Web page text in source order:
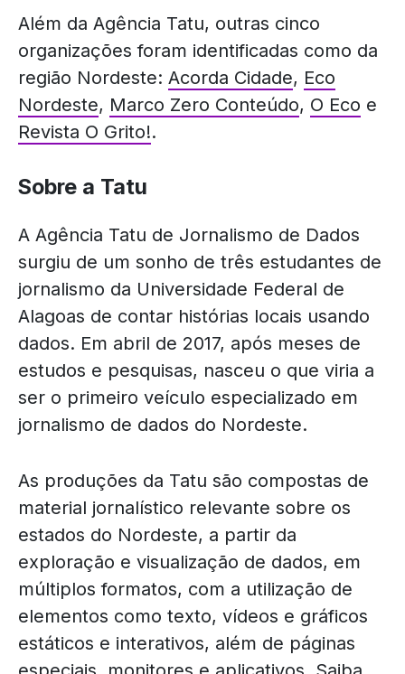
Além da Agência Tatu, outras cinco
organizações foram identificadas como da
região Nordeste: Acorda Cidade, Eco
Nordeste, Marco Zero Conteúdo, O Eco e
Revista O Grito!.
Sobre a Tatu
A Agência Tatu de Jornalismo de Dados
surgiu de um sonho de três estudantes de
jornalismo da Universidade Federal de
Alagoas de contar histórias locais usando
dados. Em abril de 2017, após meses de
estudos e pesquisas, nasceu o que viria a
ser o primeiro veículo especializado em
jornalismo de dados do Nordeste.
As produções da Tatu são compostas de
material jornalístico relevante sobre os
estados do Nordeste, a partir da
exploração e visualização de dados, em
múltiplos formatos, com a utilização de
elementos como texto, vídeos e gráficos
estáticos e interativos, além de páginas